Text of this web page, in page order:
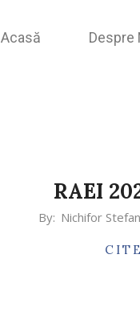
Acasă Despre
RAEI
By: Nichifor Stefan